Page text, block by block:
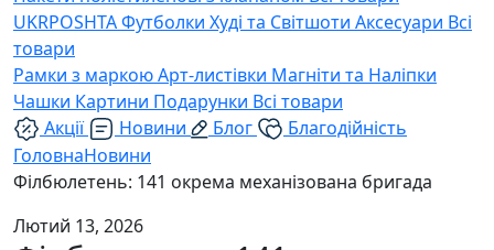
UKRPOSHTAФутболки Худі та Світшоти Аксесуари Всі
товари
Рамки з маркоюАрт-листівки Магніти та Наліпки
Чашки Картини Подарунки Всі товари
Акції
Новини Блог
Благодійність
ГоловнаНовини
Філбюлетень: 141 окрема механізована бригада
Лютий 13, 2026